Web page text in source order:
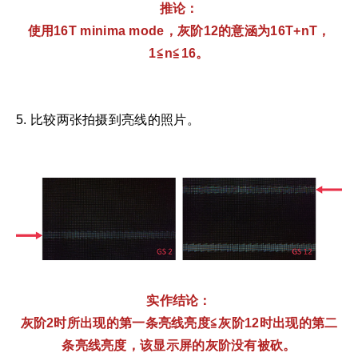
推论：
使用16T minima mode ，灰阶12的意涵为16T+nT ，
1≦n≦ 16。
5. 比较两张拍摄到亮线的照片。
实作结论：
灰阶2时所出现的第一条亮线亮度≦灰阶12 时出现的第二
条亮线亮度，该显示屏的灰阶没有被砍。